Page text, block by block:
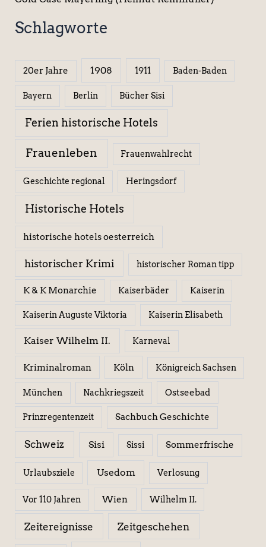
Schlagworte
20er Jahre 1908 1911 Baden-Baden
Bayern Berlin Bücher Sisi
Ferien historische Hotels
Frauenleben Frauenwahlrecht
Geschichte regional Heringsdorf
Historische Hotels
historische hotels oesterreich
historischer Krimi historischer Roman tipp
K & K Monarchie Kaiserbäder Kaiserin
Kaiserin Auguste Viktoria Kaiserin Elisabeth
Kaiser Wilhelm II. Karneval
Kriminalroman Köln Königreich Sachsen
München Nachkriegszeit Ostseebad
Prinzregentenzeit Sachbuch Geschichte
Schweiz Sisi Sissi Sommerfrische
Urlaubsziele Usedom Verlosung
Vor 110 Jahren Wien Wilhelm II.
Zeitereignisse Zeitgeschehen